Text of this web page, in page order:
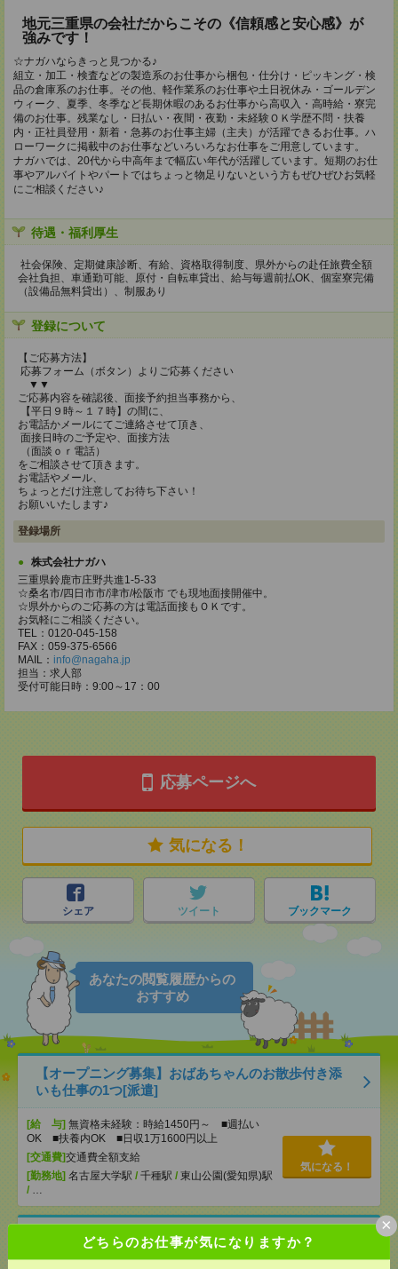
どちらのお仕事が気になりますか？
×
地元三重県の会社だからこその《信頼感と安心感》が
強みです！
☆ナガハならきっと見つかる♪
組立・加工・検査などの製造系のお仕事から梱包・仕分け・ピッキング・検
品の倉庫系のお仕事。その他、軽作業系のお仕事や土日祝休み・ゴールデン
ウィーク、夏季、冬季など長期休暇のあるお仕事から高収入・高時給・寮完
備のお仕事。残業なし・日払い・夜間・夜勤・未経験ＯＫ学歴不問・扶養
内・正社員登用・新着・急募のお仕事主婦（主夫）が活躍できるお仕事。ハ
ローワークに掲載中のお仕事などいろいろなお仕事をご用意しています。
ナガハでは、20代から中高年まで幅広い年代が活躍しています。短期のお仕
事やアルバイトやパートではちょっと物足りないという方もぜひぜひお気軽
にご相談ください♪
待遇・福利厚生
社会保険、定期健康診断、有給、資格取得制度、県外からの赴任旅費全額
会社負担、車通勤可能、原付・自転車貸出、給与毎週前払OK、個室寮完備
（設備品無料貸出）、制服あり
登録について
【ご応募方法】
応募フォーム（ボタン）よりご応募ください
▼▼
ご応募内容を確認後、面接予約担当事務から、
【平日９時～１７時】の間に、
お電話かメールにてご連絡させて頂き、
面接日時のご予定や、面接方法
（面談ｏｒ電話）
をご相談させて頂きます。
お電話やメール、
ちょっとだけ注意してお待ち下さい！
お願いいたします♪
登録場所
株式会社ナガハ
三重県鈴鹿市庄野共進1-5-33
☆桑名市/四日市市/津市/松阪市 でも現地面接開催中。
☆県外からのご応募の方は電話面接もＯＫです。
お気軽にご相談ください。
TEL：0120-045-158
FAX：059-375-6566
MAIL： info@nagaha.jp
担当：求人部
受付可能日時：9:00～17：00
応募ページへ
気になる！
シェア ツイート ブックマーク
あなたの閲覧履歴からの
おすすめ
【オープニング募集】おばあちゃんのお散歩付き添
いも仕事の1つ[派遣]
[給 与] 無資格未経験：時給1450円～ ■週払い
OK ■扶養内OK ■日収1万1600円以上
[交通費]交通費全額支給
[勤務地] 名古屋大学駅 / 千種駅 / 東山公園(愛知県)駅
/ …
気になる！
説明会参加で全員に【現金2千円相当プレゼント】生
活のお手伝い[派遣]